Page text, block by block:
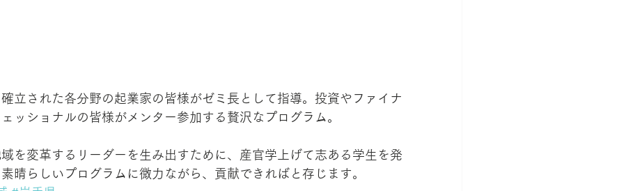
立された各分野の起業家の皆様がゼミ長として指導。投資やファイナ
ッショナルの皆様がメンター参加する贅沢なプログラム。
を変革するリーダーを生み出すために、産官学上げて志ある学生を発
晴らしいプログラムに微力ながら、貢献できればと存じます。